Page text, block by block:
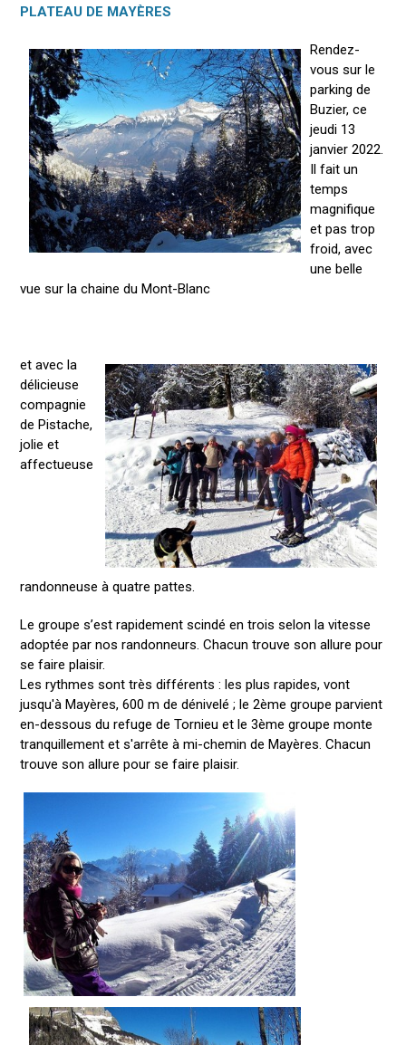
PLATEAU DE MAYÈRES
Rendez-
vous sur le
parking de
Buzier, ce
jeudi 13
janvier 2022.
Il fait un
temps
magnifique
et pas trop
froid, avec
une belle
vue sur la chaine du Mont-Blanc
et avec la
délicieuse
compagnie
de Pistache,
jolie et
affectueuse
randonneuse à quatre pattes.
Le groupe s’est rapidement scindé en trois selon la vitesse
adoptée par nos randonneurs. Chacun trouve son allure pour
se faire plaisir.
Les rythmes sont très différents : les plus rapides, vont
jusqu'à Mayères, 600 m de dénivelé ; le 2ème groupe parvient
en-dessous du refuge de Tornieu et le 3ème groupe monte
tranquillement et s'arrête à mi-chemin de Mayères. Chacun
trouve son allure pour se faire plaisir.